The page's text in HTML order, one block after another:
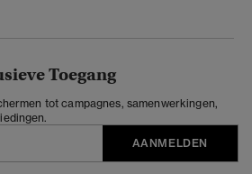
Toegang
tot campagnes, samenwerkingen,
AANMELDEN